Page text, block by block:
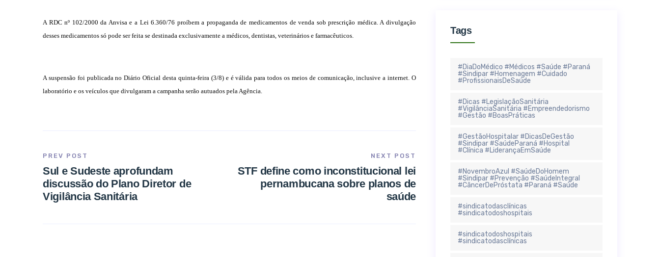
A RDC nº 102/2000 da Anvisa e a Lei 6.360/76 proíbem a propaganda de medicamentos de venda sob prescrição médica. A divulgação
desses medicamentos só pode ser feita se destinada exclusivamente a médicos, dentistas, veterinários e farmacêuticos.
A suspensão foi publicada no Diário Oficial desta quinta-feira (3/8) e é válida para todos os meios de comunicação, inclusive a internet. O
laboratório e os veículos que divulgaram a campanha serão autuados pela Agência.
PREV POST
Sul e Sudeste aprofundam
discussão do Plano Diretor de
Vigilância Sanitária
NEXT POST
STF define como inconstitucional lei
pernambucana sobre planos de
saúde
Tags
#DiaDoMédico #Médicos #Saúde #Paraná
#Sindipar #Homenagem #Cuidado
#ProfissionaisDeSaúde
#Dicas #LegislaçãoSanitária
#VigilânciaSanitária #Empreendedorismo
#Gestão #BoasPráticas
#GestãoHospitalar #DicasDeGestão
#Sindipar #SaúdeParaná #Hospital
#Clínica #LiderançaEmSaúde
#NovembroAzul #SaúdeDoHomem
#Sindipar #Prevenção #SaúdeIntegral
#CâncerDePróstata #Paraná #Saúde
#sindicatodasclínicas
#sindicatodoshospitais
#sindicatodoshospitais
#sindicatodasclínicas